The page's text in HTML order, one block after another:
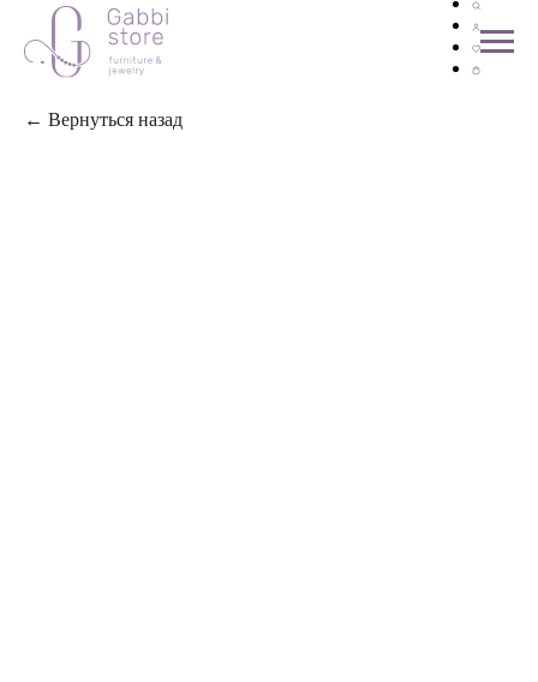
← Вернуться назад